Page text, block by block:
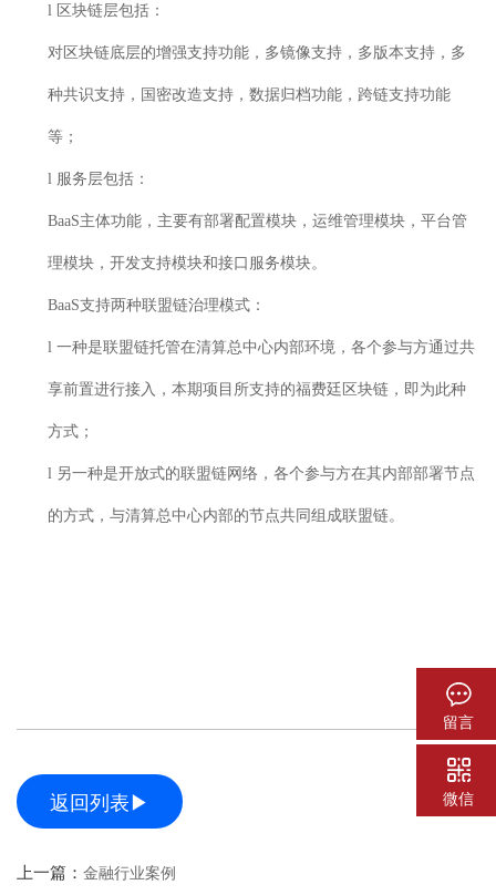
l 区块链层包括：
对区块链底层的增强支持功能，多镜像支持，多版本支持，多
种共识支持，国密改造支持，数据归档功能，跨链支持功能
等；
l 服务层包括 ：
BaaS主体功能，主要有部署配置模块，运维管理模块，平台管
理模块，开发支持模块和接口服务模块。
BaaS支持两种联盟链治理模式：
l 一种是联盟链托管在清算总中心内部环境，各个参与方通过共
享前置进行接入，本期项目所支持的福费廷区块链，即为此种
方式；
l 另一种是开放式的联盟链网络，各个参与方在其内部部署节点
的方式，与清算总中心内部的节点共同组成联盟链。
返回列表▶
上一篇： 金融行业案例
留言
微信